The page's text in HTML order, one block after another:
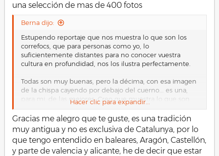
una selección de mas de 400 fotos
Berna dijo:
Estupendo reportaje que nos muestra lo que son los
correfocs, que para personas como yo, lo
suficientemente distantes para no conocer vuestra
cultura en profundidad, nos los ilustra perfectamente.
Todas son muy buenas, pero la décima, con esa imagen
de la chispa cayendo por debajo del cuerno... es una,
para mi, de las mejores. Creo que muestra lo que son
los correfocs, fuego y chispas cayendo hasta que
desaparecen mientras las personas aguantan y disfrutan
ahí. Probablemente, puedo estar interpretando mal,
pero es lo que mi imaginación me ha traído. La última,
con ese par observando, un poquito de lejos, un poquito
a distancia, lo que está pasando a su alrededor también
Hacer clic para expandir...
Gracias me alegro que te guste, es una tradición
muy antigua y no es exclusiva de Catalunya, por lo
que tengo entendido en baleares, Aragón, Castellón,
y parte de valencia y alicante, he de decir que estar